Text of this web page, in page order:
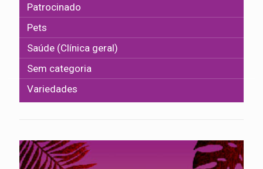
Patrocinado
Pets
Saúde (Clínica geral)
Sem categoria
Variedades